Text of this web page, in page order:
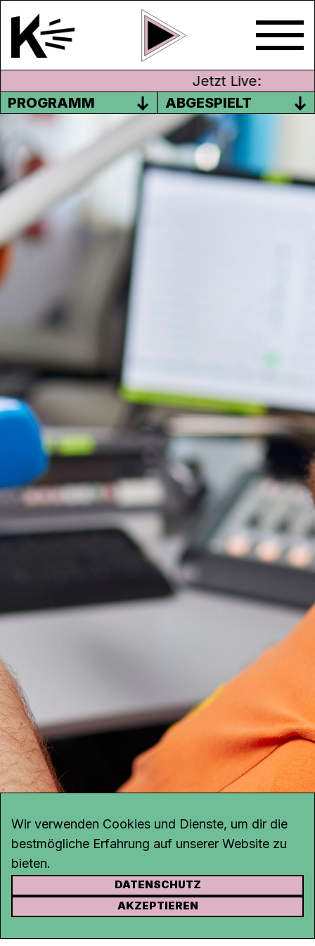
Jetzt Live:
PROGRAMM
ABGESPIELT
PODCAST: DER
MEDIENWEGWEISER MIT
MICHAEL KÜNG
Der Medienwegweiser im Juli mit u.a der
letzte Setbesuch bei „Der Bestatter“ und
ein Gespräch mit Kabarettistin und Slam
Poetin Patty Basler. Die Sendung kannst du
hieranhören.
KONTAKT
Wir verwenden Cookies und Dienste, um dir die
bestmögliche Erfahrung auf unserer Website zu
bieten.
DATENSCHUTZ
AKZEPTIEREN